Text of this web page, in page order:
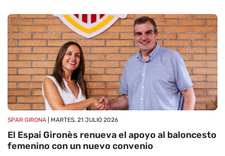
SPAR GIRONA | MARTES, 21 JULIO 2026
El Espai Gironès renueva el apoyo al baloncesto
femenino con un nuevo convenio